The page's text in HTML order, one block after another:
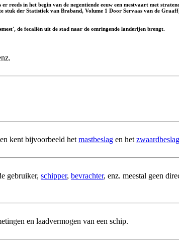
reeds in het begin van de negentiende eeuw een mestvaart met
stuk der Statistiek van Braband, Volume 1 Door Servaas van de
de fecaliën uit de stad naar de omringende landerijen brengt.
kent bijvoorbeeld het mastbeslag en het zwaardbeslag
gebruiker, schipper, bevrachter, enz. meestal geen
en laadvermogen van een schip.